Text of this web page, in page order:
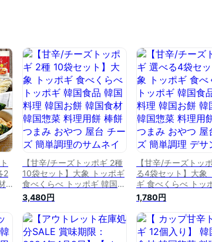
2
【甘辛/チーズトッポギ 2種
10袋セット】大象 トッポギ
食べくらべ トッポギ 韓国食
品 韓国料理 韓国お餅 韓国
食材 韓国惣菜 料理用餅 棒
餅 つまみ おやつ 屋台 チー
ズ 簡単調理
3,480円
【甘辛/チーズトッ
る4袋セット】大象
ギ 食べくらべ トッ
国食品 韓国料理 韓
韓国食材 韓国惣菜
棒餅 つまみ おやつ
ーズ 簡単調理 デサ
ン
1,780円